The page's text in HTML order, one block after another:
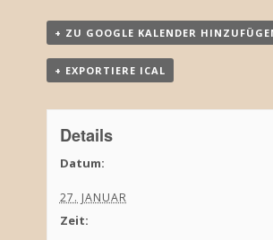
+ ZU GOOGLE KALENDER
+ EXPORTIERE ICAL
Details
Datum:
27. JANUAR
Zeit: